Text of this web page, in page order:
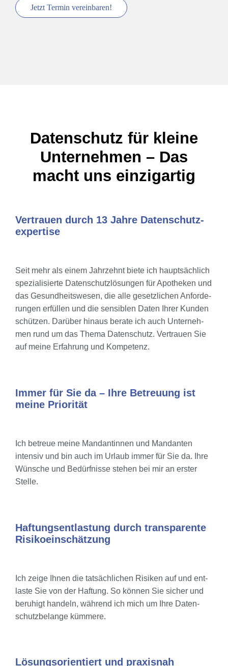
Jetzt Ter­min ver­ein­ba­ren!
Daten­schutz für klei­ne
Unter­neh­men – Das
macht uns ein­zig­ar­tig
Ver­trau­en durch 13 Jah­re Daten­schutz­
ex­per­ti­se
Seit mehr als einem Jahr­zehnt bie­te ich haupt­säch­lich
spe­zia­li­sier­te Daten­schutz­lö­sun­gen für Apo­the­ken und
das Gesund­heits­we­sen, die alle gesetz­li­chen Anfor­de­
run­gen erfül­len und die sen­si­blen Daten Ihrer Kun­den
schüt­zen. Dar­über hin­aus bera­te ich auch Unter­neh­
men rund um das The­ma Daten­schutz. Ver­trau­en Sie
auf mei­ne Erfah­rung und Kom­pe­tenz.
Immer für Sie da – Ihre Betreu­ung ist
mei­ne Prio­ri­tät
Ich betreue mei­ne Man­dan­tin­nen und Man­dan­ten
inten­siv und bin auch im Urlaub immer für Sie da. Ihre
Wün­sche und Bedürf­nis­se ste­hen bei mir an ers­ter
Stel­le.
Haf­tungs­ent­las­tung durch trans­pa­ren­te
Risi­ko­ein­schät­zung
Ich zei­ge Ihnen die tat­säch­li­chen Risi­ken auf und ent­
las­te Sie von der Haf­tung. So kön­nen Sie sicher und
beru­higt han­deln, wäh­rend ich mich um Ihre Daten­
schutz­be­lan­ge küm­me­re.
Lösungs­ori­en­tiert und pra­xis­nah